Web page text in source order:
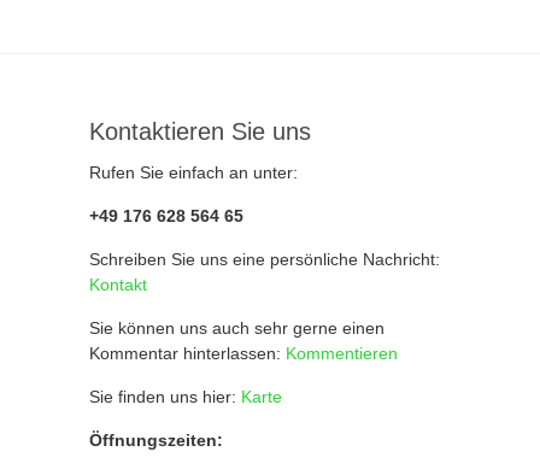
Kontaktieren Sie uns
Rufen Sie einfach an unter:
+49 176 628 564 65
Schreiben Sie uns eine persönliche Nachricht:
Kontakt
Sie können uns auch sehr gerne einen
Kommentar hinterlassen: Kommentieren
Sie finden uns hier: Karte
Öffnungszeiten: